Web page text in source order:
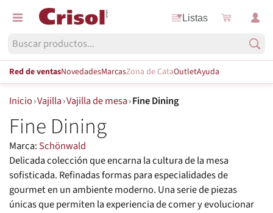
Listas
Red de ventasNovedadesMarcasZona de CataOutletAyuda
Inicio›Vajilla›Vajilla de mesa›Fine Dining
Fine Dining
Marca: Schönwald
Delicada colección que encarna la cultura de la mesa
sofisticada. Refinadas formas para especialidades de
gourmet en un ambiente moderno. Una serie de piezas
únicas que permiten la experiencia de comer y evolucionar